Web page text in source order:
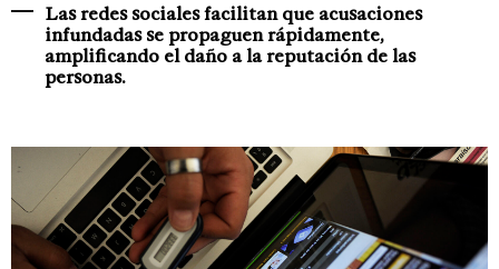
Las redes sociales facilitan que acusaciones
infundadas se propaguen rápidamente,
amplificando el daño a la reputación de las
personas.